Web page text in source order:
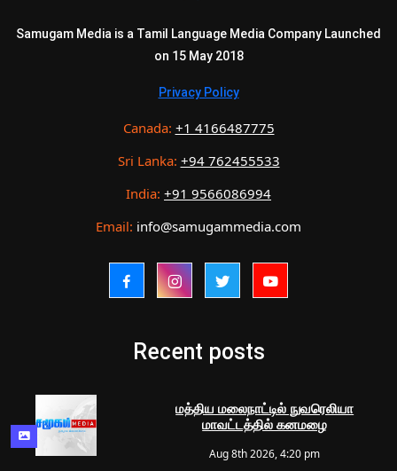
Samugam Media is a Tamil Language Media Company Launched
on 15 May 2018
Privacy Policy
Canada: +1 4166487775
Sri Lanka: +94 762455533
India: +91 9566086994
Email: info@samugammedia.com
Recent posts
மத்திய மலைநாட்டில் நுவரெலியா
மாவட்டத்தில் கனமழை
Aug 8th 2026, 4:20 pm